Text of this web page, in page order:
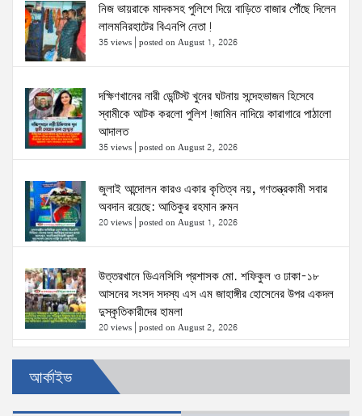
নিজ ভায়রাকে মাদকসহ পুলিশে দিয়ে বাড়িতে বাজার পৌঁছে দিলেন
লালমনিরহাটের বিএনপি নেতা!
35 views posted on August 1, 2026
দক্ষিণখানের নারী ডেন্টিস্ট খুনের ঘটনায় সন্দেহভাজন হিসেবে
স্বামীকে আটক করলো পুলিশ!জামিন নাদিয়ে কারাগারে পাঠালো
আদালত
35 views posted on August 2, 2026
জুলাই আন্দোলন কারও একার কৃতিত্ব নয়, গণতন্ত্রকামী সবার
অবদান রয়েছে: আতিকুর রহমান রুমন
20 views posted on August 1, 2026
উত্তরখানে ডিএনসিসি প্রশাসক মো. শফিকুল ও ঢাকা-১৮
আসনের সংসদ সদস্য এস এম জাহাঙ্গীর হোসেনের উপর একদল
দুস্কৃতিকারীদের হামলা
20 views posted on August 2, 2026
৫ আগস্টের স্মরণসভা সফল করতে প্রস্তুতি সভা অনুষ্ঠিত
19 views
আর্কাইভ